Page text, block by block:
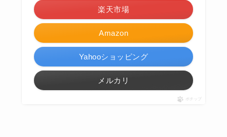
Amazon
楽天市場
Yahooショッピング
メルカリ
ポチップ